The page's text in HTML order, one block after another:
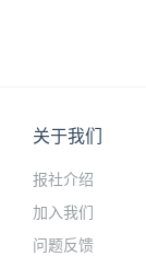
关于我们
报社介绍
加入我们
问题反馈